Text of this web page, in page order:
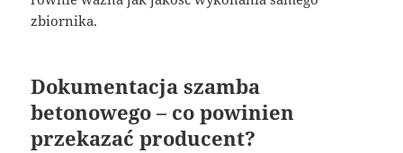
zbiornika.
Dokumentacja szamba
betonowego – co powinien
przekazać producent?